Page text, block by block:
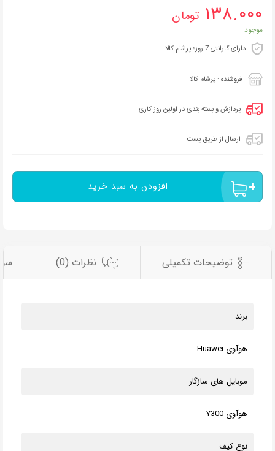
۱۳۸.۰۰۰ تومان
موجود
دارای گارانتی 7 روزه پرشام کالا
فروشنده : پرشام کالا
پردازش و بسته بندی در اولین روز کاری
ارسال از طریق پست
افزودن به سبد خرید
توضیحات تکمیلی نظرات (0)
برند
هوآوی Huawei
موبایل های سازگار
هوآوی Y300
نوع کیف